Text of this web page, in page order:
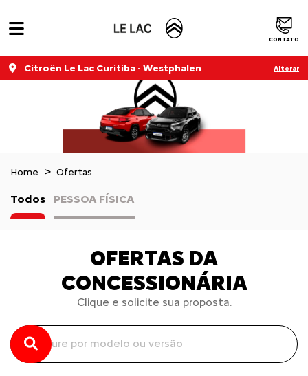
CONTATO
Citroën Le Lac Curitiba - Westphalen Alterar
Home Ofertas
Todos PESSOA FÍSICA
OFERTAS DA
CONCESSIONÁRIA
Clique e solicite sua proposta.